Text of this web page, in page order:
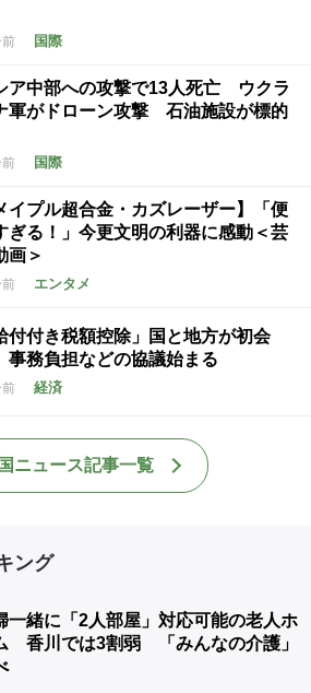
国際
ア中部への攻撃で13人死亡 ウクラ
軍がドローン攻撃 石油施設が標的
国際
イプル超合金・カズレーザー】「便
ぎる！」今更文明の利器に感動＜芸
画＞
エンタメ
付付き税額控除」国と地方が初会
務負担などの協議始まる
経済
ニュース記事一覧
ング
一緒に「2人部屋」対応可能の老人ホ
香川では3割弱 「みんなの介護」